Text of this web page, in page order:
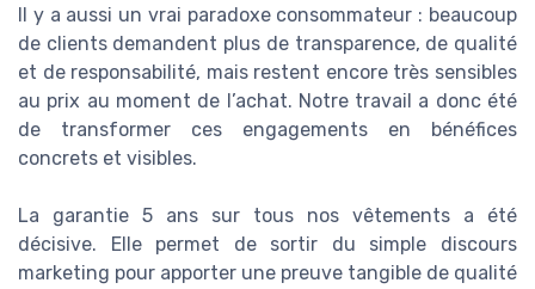
Il y a aussi un vrai paradoxe consommateur : beaucoup
de clients demandent plus de transparence, de qualité
et de responsabilité, mais restent encore très sensibles
au prix au moment de l’achat. Notre travail a donc été
de transformer ces engagements en bénéfices
concrets et visibles.
La garantie 5 ans sur tous nos vêtements a été
décisive. Elle permet de sortir du simple discours
marketing pour apporter une preuve tangible de qualité